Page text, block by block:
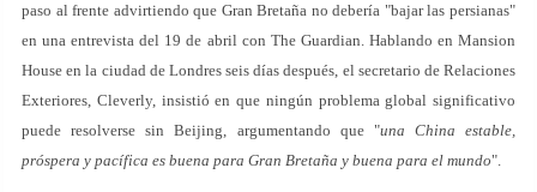
paso al frente advirtiendo que Gran Bretaña no debería "bajar las persianas"
en una entrevista del 19 de abril con The Guardian. Hablando en Mansion
House en la ciudad de Londres seis días después, el secretario de Relaciones
Exteriores, Cleverly, insistió en que ningún problema global significativo
puede resolverse sin Beijing, argumentando que "una China estable,
próspera y pacífica es buena para Gran Bretaña y buena para el mundo".